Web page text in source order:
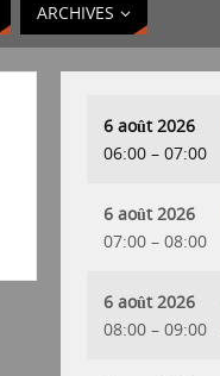
ARCHIVES
6 août 2026
06:00 – 07:00
6 août 2026
07:00 – 08:00
6 août 2026
08:00 – 09:00